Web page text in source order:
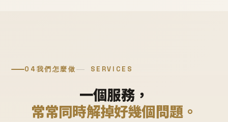
04我們怎麼做 SERVICES
一個服務，
常常同時解掉好幾個問題。